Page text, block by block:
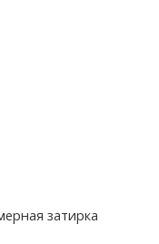
затирка